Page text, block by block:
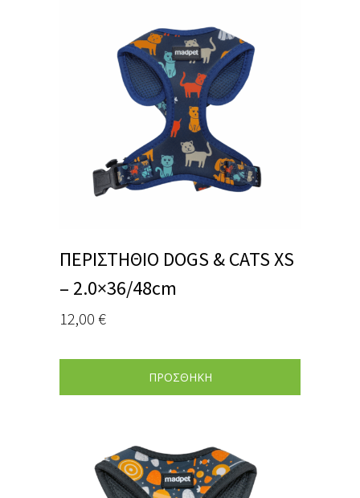
ΠΕΡΙΣΤΗΘΙΟ DOGS & CATS XS
– 2.0×36/48cm
12,00 €
ΠΡΟΣΘΗΚΗ